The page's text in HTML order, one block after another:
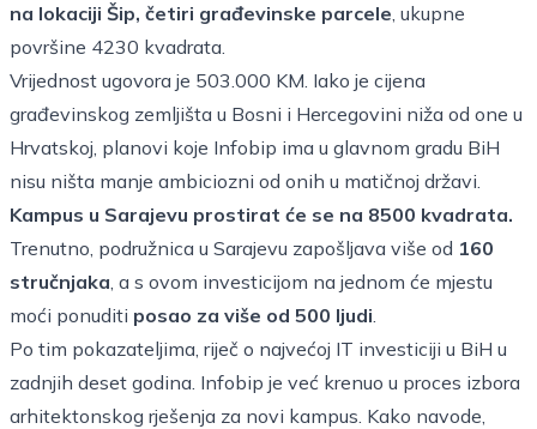
na lokaciji Šip, četiri građevinske parcele, ukupne
površine 4230 kvadrata.
Vrijednost ugovora je 503.000 KM. Iako je cijena
građevinskog zemljišta u Bosni i Hercegovini niža od one u
Hrvatskoj, planovi koje Infobip ima u glavnom gradu BiH
nisu ništa manje ambiciozni od onih u matičnoj državi.
Kampus u Sarajevu prostirat će se na 8500 kvadrata.
Trenutno, podružnica u Sarajevu zapošljava više od 160
stručnjaka, a s ovom investicijom na jednom će mjestu
moći ponuditi posao za više od 500 ljudi.
Po tim pokazateljima, riječ o najvećoj IT investiciji u BiH u
zadnjih deset godina. Infobip je već krenuo u proces izbora
arhitektonskog rješenja za novi kampus. Kako navode,